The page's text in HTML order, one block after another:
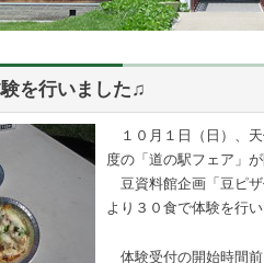
を行いました♫
１０月１日（日）、
度の「道の駅フェア」
豆資料館企画「豆ピ
より３０食で体験を行
体験受付の開始時間前